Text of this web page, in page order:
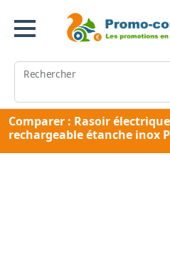
Rechercher
Comparer : Rasoir
rechargeable étanche inox